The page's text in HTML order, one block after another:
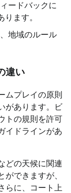
ードバックに
ます。
地域のルール
違い
ムプレイの原則
があります。ビ
トの規則を許可
イドラインがあ
どの天候に関連
できますが、
らに、コート上